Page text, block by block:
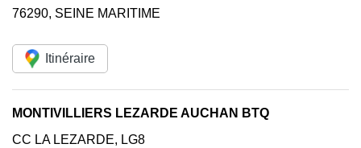
76290, SEINE MARITIME
Itinéraire
MONTIVILLIERS LEZARDE AUCHAN BTQ
CC LA LEZARDE, LG8